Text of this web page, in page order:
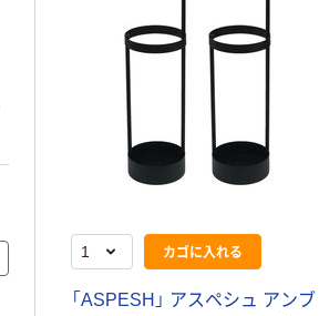
カゴに入れる
「ASPESH」 アスペシュ アンブ
オリジナル